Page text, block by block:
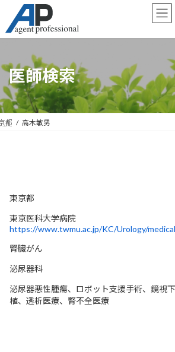
医師検索
都 高木敏男
東京都
東京医科大学病院
https://www.twmu.ac.jp/KC/Urology/
腎臓がん
泌尿器科
泌尿器悪性腫瘍、ロボット支援手術、鏡視
植、透析医療、腎不全医療